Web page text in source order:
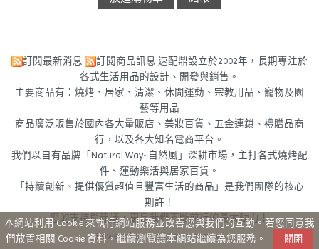
訂閱最新消息 訂閱商品訊息 速配鼎設立於2002年，長期專注於
各式生活用品的設計、開發與銷售。
主要商品有：燒烤、居家、清潔、休閒運動、宗教用品、寵物及園
藝等用品
商品廣泛販售於國內各大量販店、美妝百貨、五金連鎖、禮贈品商
行，以及各大知名電商平台。
我們以自有品牌「Natural Way~自然風」深耕市場，主打各式燒烤配
件、運動樂活與居家百貨。
「持續創新、提供優質超值且豐富生活的商品」是我們團隊的核心
期許！
您的支持與建議，更是我們不斷前行的最大動力！
Powered by hosting.url.com.tw
本網站利用 Cookie 來執行網站服務並改善您與我們的互動。若您同意我
們放置相關 Cookie 資料，繼續瀏覽讓本網站繼續為您服務。